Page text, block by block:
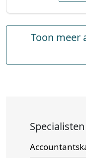
Toon meer